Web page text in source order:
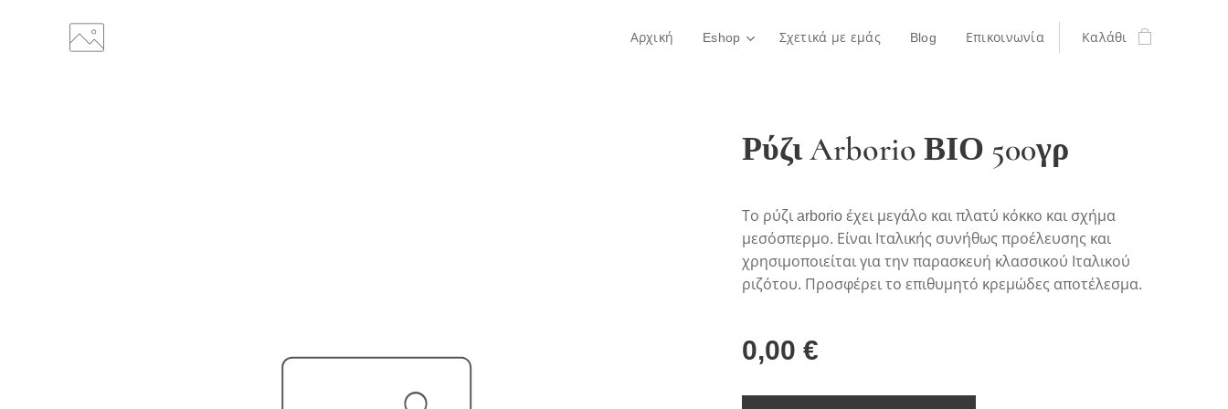
Αρχική Eshop Σχετικά με εμάς Blog Επικοινωνία Καλάθι
Ρύζι Arborio ΒΙΟ 500γρ
Το ρύζι arborio έχει μεγάλο και πλατύ κόκκο και σχήμα
μεσόσπερμο. Είναι Ιταλικής συνήθως προέλευσης και
χρησιμοποιείται για την παρασκευή κλασσικού Ιταλικού
ριζότου. Προσφέρει το επιθυμητό κρεμώδες αποτέλεσμα.
0,00 €